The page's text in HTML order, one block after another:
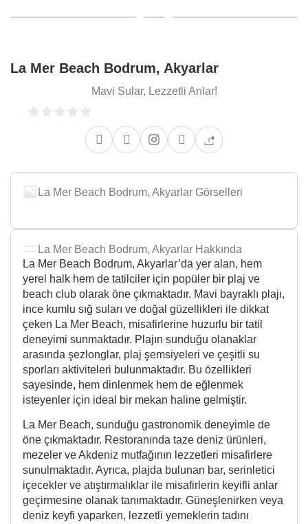
La Mer Beach Bodrum, Akyarlar
Mavi Sular, Lezzetli Anlar!
La Mer Beach Bodrum, Akyarlar Görselleri
La Mer Beach Bodrum, Akyarlar Hakkında
La Mer Beach Bodrum, Akyarlar’da yer alan, hem
yerel halk hem de tatilciler için popüler bir plaj ve
beach club olarak öne çıkmaktadır. Mavi bayraklı plajı,
ince kumlu sığ suları ve doğal güzellikleri ile dikkat
çeken La Mer Beach, misafirlerine huzurlu bir tatil
deneyimi sunmaktadır. Plajın sunduğu olanaklar
arasında şezlonglar, plaj şemsiyeleri ve çeşitli su
sporları aktiviteleri bulunmaktadır. Bu özellikleri
sayesinde, hem dinlenmek hem de eğlenmek
isteyenler için ideal bir mekan haline gelmiştir.
La Mer Beach, sunduğu gastronomik deneyimle de
öne çıkmaktadır. Restoranında taze deniz ürünleri,
mezeler ve Akdeniz mutfağının lezzetleri misafirlere
sunulmaktadır. Ayrıca, plajda bulunan bar, serinletici
içecekler ve atıştırmalıklar ile misafirlerin keyifli anlar
geçirmesine olanak tanımaktadır. Güneşlenirken veya
deniz keyfi yaparken, lezzetli yemeklerin tadını